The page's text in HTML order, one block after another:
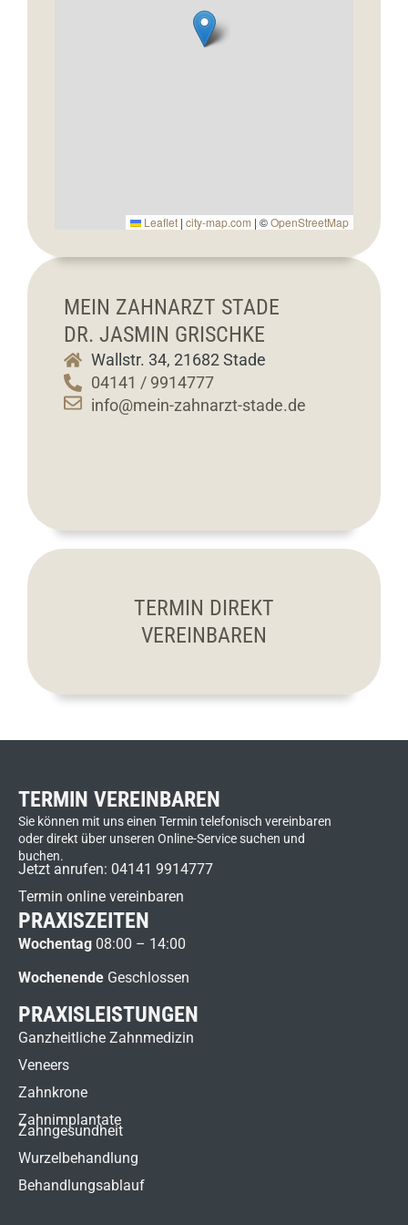
MEIN ZAHNARZT STADE
DR. JASMIN GRISCHKE
Wallstr. 34, 21682 Stade
04141 / 9914777
info@mein-zahnarzt-stade.de
Leaflet | city-map.com | ©OpenStreetMap
Leaflet | city-map.com | ©OpenStreetMap
TERMIN DIREKT
VEREINBAREN
TERMIN VEREINBAREN
Sie können mit uns einen Termin telefonisch vereinbaren
oder direkt über unseren Online-Service suchen und
buchen.
Jetzt anrufen: 04141 9914777
Termin online vereinbaren
PRAXISZEITEN
Wochentag 08:00 – 14:00
Wochenende Geschlossen
PRAXISLEISTUNGEN
Ganzheitliche Zahnmedizin
Veneers
Zahnkrone
Zahnimplantate
Zahngesundheit
Wurzelbehandlung
Behandlungsablauf